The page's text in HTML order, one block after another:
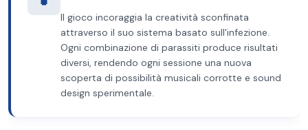
Il gioco incoraggia la creatività sconfinata
attraverso il suo sistema basato sull'infezione.
Ogni combinazione di parassiti produce risultati
diversi, rendendo ogni sessione una nuova
scoperta di possibilità musicali corrotte e sound
design sperimentale.